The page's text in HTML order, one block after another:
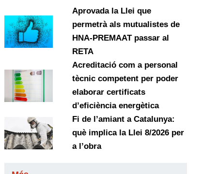
Aprovada la Llei que
permetrà als mutualistes de
HNA-PREMAAT passar al
RETA
Acreditació com a personal
tècnic competent per poder
elaborar certificats
d’eficiència energètica
Fi de l’amiant a Catalunya:
què implica la Llei 8/2026 per
a l’obra